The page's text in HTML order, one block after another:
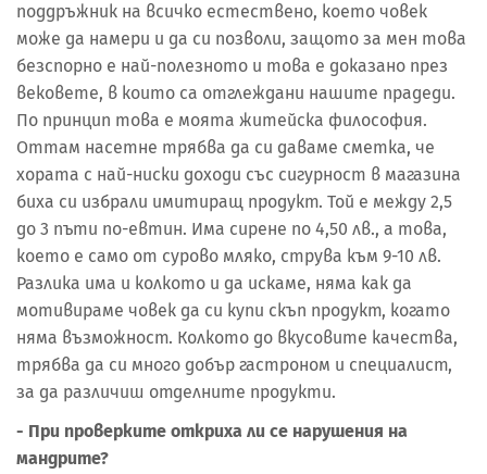
поддръжник на всичко естествено, което човек
може да намери и да си позволи, защото за мен това
безспорно е най-полезното и това е доказано през
вековете, в които са отглеждани нашите прадеди.
По принцип това е моята житейска философия.
Оттам насетне трябва да си даваме сметка, че
хората с най-ниски доходи със сигурност в магазина
биха си избрали имитиращ продукт. Той е между 2,5
до 3 пъти по-евтин. Има сирене по 4,50 лв., а това,
което е само от сурово мляко, струва към 9-10 лв.
Разлика има и колкото и да искаме, няма как да
мотивираме човек да си купи скъп продукт, когато
няма възможност. Колкото до вкусовите качества,
трябва да си много добър гастроном и специалист,
за да различиш отделните продукти.
- При проверките откриха ли се нарушения на
мандрите?